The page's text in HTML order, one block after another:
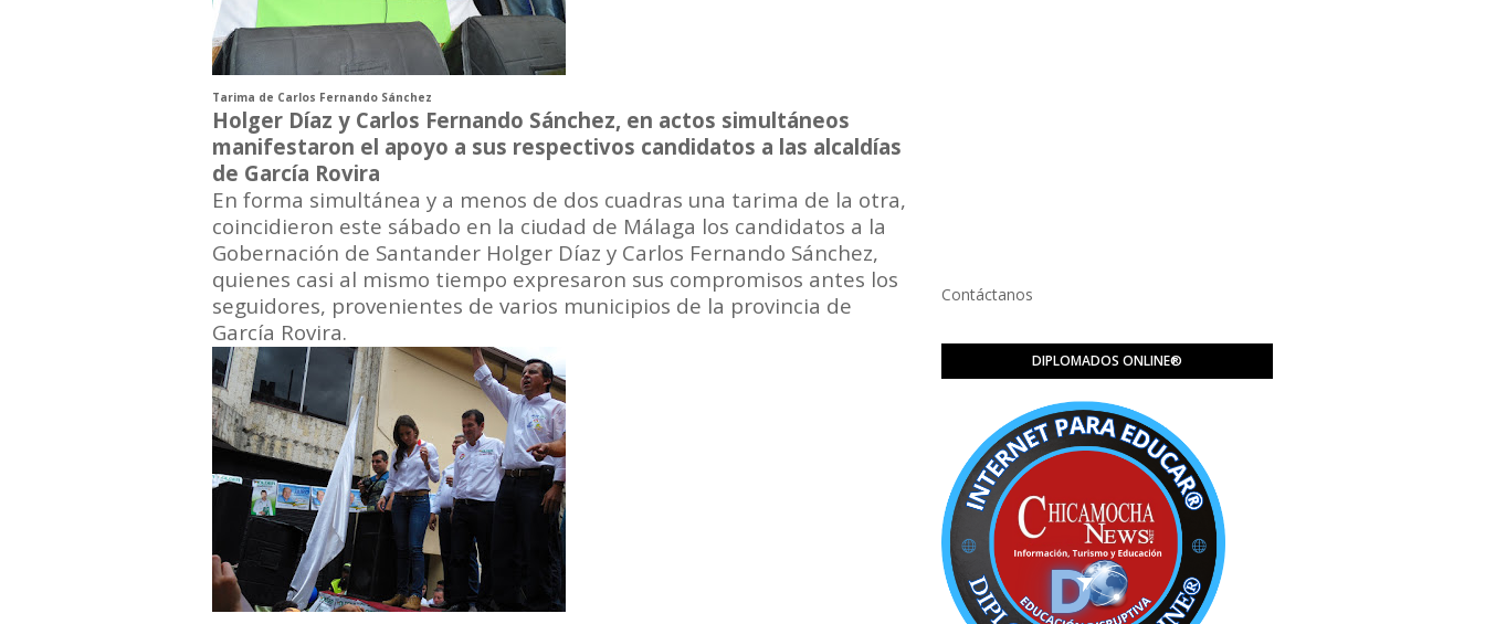
​Tarima de Carlos Fernando Sánchez
Holger Díaz y Carlos Fernando Sánchez, en actos simultáneos
manifestaron el apoyo a sus respectivos candidatos a las alcaldías
de García Rovira
En forma simultánea y a menos de dos cuadras una tarima de la otra,
coincidieron este sábado en la ciudad de Málaga los candidatos a la
Gobernación de Santander Holger Díaz y Carlos Fernando Sánchez,
quienes casi al mismo tiempo expresaron sus compromisos antes los
seguidores, provenientes de varios municipios de la provincia de
García Rovira.
Contáctanos
DIPLOMADOS ONLINE®️